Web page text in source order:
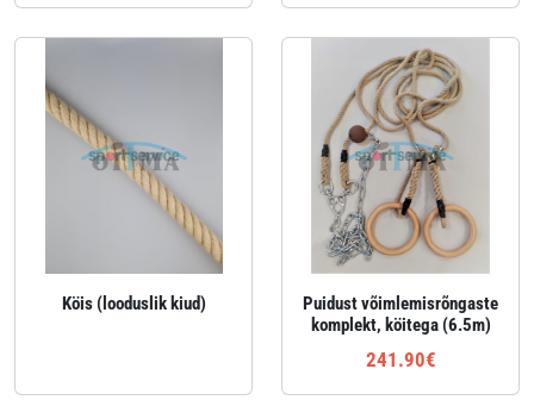
Köis (looduslik kiud)
Puidust võimlemisrõngaste
komplekt, köitega (6.5m)
241.90€